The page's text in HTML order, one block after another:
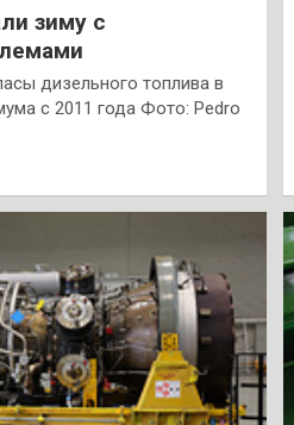
зиму с
дизельного топлива в
с 2011 года Фото: Pedro